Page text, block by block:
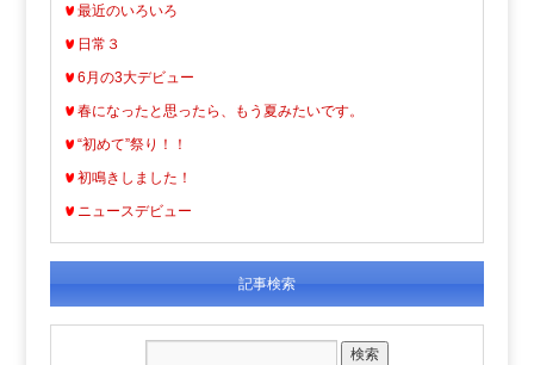
最近のいろいろ
日常３
6月の3大デビュー
春になったと思ったら、もう夏みたいです。
“初めて”祭り！！
初鳴きしました！
ニュースデビュー
記事検索